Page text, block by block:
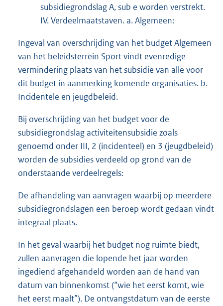
subsidiegrondslag A, sub e worden verstrekt.
IV. Verdeelmaatstaven. a. Algemeen:
Ingeval van overschrijding van het budget Algemeen
van het beleidsterrein Sport vindt evenredige
vermindering plaats van het subsidie van alle voor
dit budget in aanmerking komende organisaties. b.
Incidentele en jeugdbeleid.
Bij overschrijding van het budget voor de
subsidiegrondslag activiteitensubsidie zoals
genoemd onder III, 2 (incidenteel) en 3 (jeugdbeleid)
worden de subsidies verdeeld op grond van de
onderstaande verdeelregels:
De afhandeling van aanvragen waarbij op meerdere
subsidiegrondslagen een beroep wordt gedaan vindt
integraal plaats.
In het geval waarbij het budget nog ruimte biedt,
zullen aanvragen die lopende het jaar worden
ingediend afgehandeld worden aan de hand van
datum van binnenkomst (“wie het eerst komt, wie
het eerst maalt”). De ontvangstdatum van de eerste